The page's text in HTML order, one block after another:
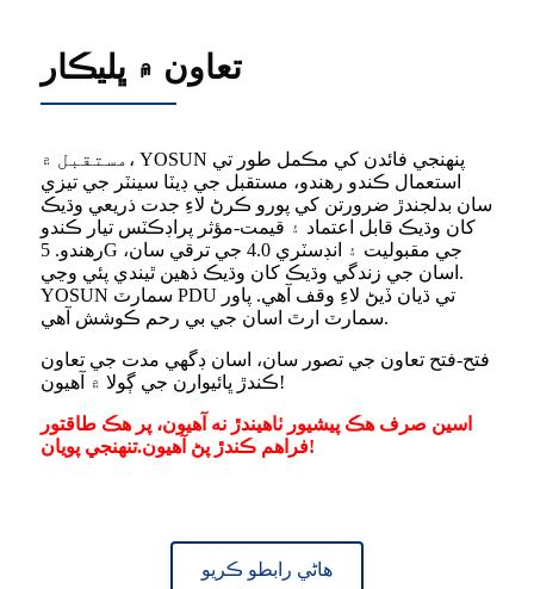
تعاون ۾ ڀليڪار
مستقبل ۾، YOSUN پنهنجي فائدن کي مڪمل طور تي
استعمال ڪندو رهندو، مستقبل جي ڊيٽا سينٽر جي تيزي
سان بدلجندڙ ضرورتن کي پورو ڪرڻ لاءِ جدت ذريعي وڌيڪ
کان وڌيڪ قابل اعتماد ۽ قيمت-مؤثر پراڊڪٽس تيار ڪندو
رهندو. 5G جي مقبوليت ۽ انڊسٽري 4.0 جي ترقي سان،
اسان جي زندگي وڌيڪ کان وڌيڪ ذهين ٿيندي پئي وڃي.
YOSUN سمارٽ PDU تي ڌيان ڏيڻ لاءِ وقف آهي. پاور
سمارٽ ارٿ اسان جي بي رحم ڪوشش آهي.
فتح-فتح تعاون جي تصور سان، اسان ڊگهي مدت جي تعاون
ڪندڙ ڀائيوارن جي ڳولا ۾ آهيون!
اسين صرف هڪ پيشيور ٺاهيندڙ نه آهيون، پر هڪ طاقتور
فراهم ڪندڙ پڻ آهيون.تنهنجي پويان!
هاڻي رابطو ڪريو